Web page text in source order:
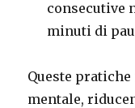
consecutive
minuti di
Queste
mentale,